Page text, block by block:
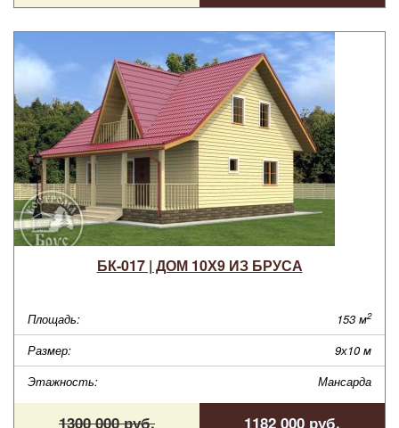
БК-017 | ДОМ 10Х9 ИЗ БРУСА
Площадь: 153 м2
Размер:
9х10 м
Этажность:
Мансарда
1300 000 руб. 1182 000 руб.